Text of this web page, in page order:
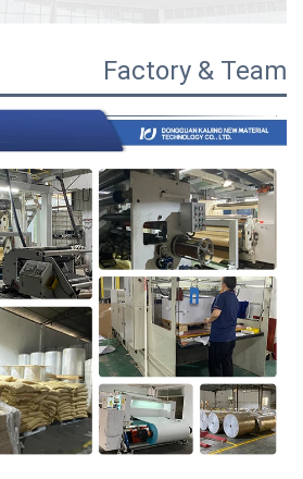
Factory & Team